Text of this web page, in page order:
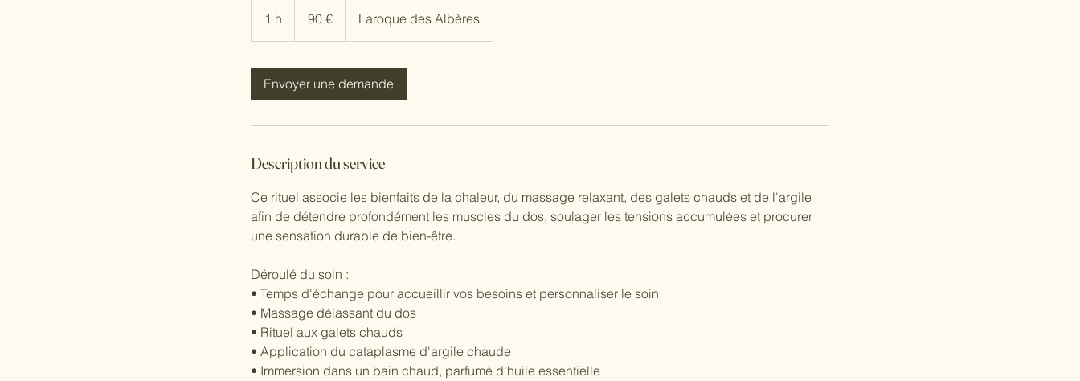
1 h 90 € Laroque des Albères
Envoyer une demande
Description du service
Ce rituel associe les bienfaits de la chaleur, du massage relaxant, des galets chauds et de l'argile
afin de détendre profondément les muscles du dos, soulager les tensions accumulées et procurer
une sensation durable de bien-être.
Déroulé du soin :
• Temps d'échange pour accueillir vos besoins et personnaliser le soin
• Massage délassant du dos
• Rituel aux galets chauds
• Application du cataplasme d'argile chaude
• Immersion dans un bain chaud, parfumé d'huile essentielle